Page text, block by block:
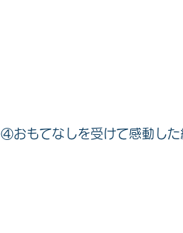
④おもてなしを受けて感動し